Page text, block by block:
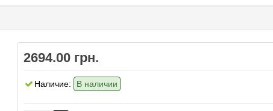
2694.00 грн.
Наличие: В наличии